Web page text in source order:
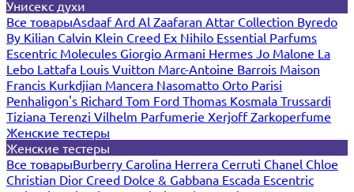
Унисекс духи
Все товарыAsdaafArd Al Zaafaran Attar Collection Byredo
By Kilian Calvin Klein Creed Ex Nihilo Essential Parfums
Escentric Molecules Giorgio Armani Hermes Jo Malone La
Lebo Lattafa Louis Vuitton Marc-Antoine Barrois Maison
Francis Kurkdjian Mancera Nasomatto Orto Parisi
Penhaligon's Richard Tom Ford Thomas Kosmala Trussardi
Tiziana Terenzi Vilhelm Parfumerie XerjoffZarkoperfume
Женские тестеры
Женские тестеры
Все товарыBurberry Carolina Herrera Cerruti Chanel Chloe
Christian Dior Creed Dolce & Gabbana Escada Escentric